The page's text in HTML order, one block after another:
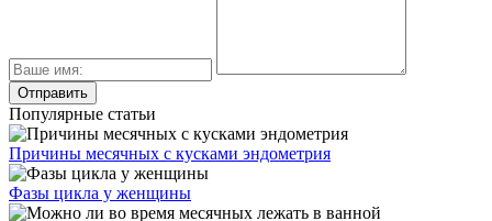
Популярные статьи
Причины месячных с кусками эндометрия
Фазы цикла у женщины